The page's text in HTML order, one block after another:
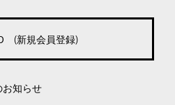
(新規会員登録)
お知らせ